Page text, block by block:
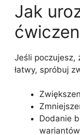
Jak
Jeśli poczujesz,
łatwy, spróbuj
Dodanie